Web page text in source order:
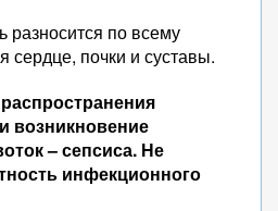
разносится по всему
сердце, почки и суставы.
возникновение
– сепсиса. Не
инфекционного